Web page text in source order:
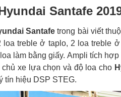
Santafe
Santafe trong bài viết
loa treble ở taplo, 2 loa treble
làm bằng giấy. Ampli tích
chủ xe lựa chọn và độ loa cho
tín hiệu DSP STEG.